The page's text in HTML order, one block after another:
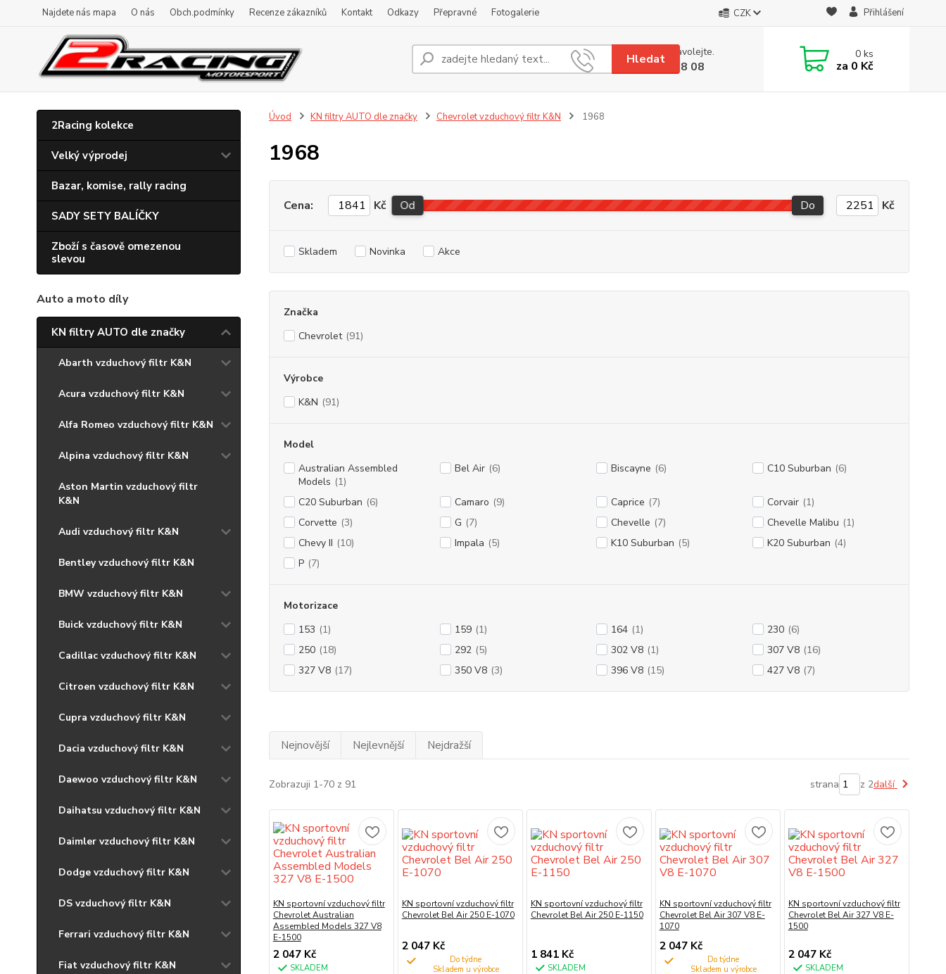
Najdete nás mapa O nás Obch.podmínky Recenze zákazníků Kontakt Odkazy Přepravné Fotogalerie CZK Přihlášení
Hledat
Nevíte si rady? Zavolejte.
+420 608 08 18 08
0ks
za 0 Kč
2Racing kolekce
Velký výprodej
Bazar, komise, rally racing
SADY SETY BALÍČKY
Zboží s časově omezenou
slevou
Auto a moto díly
KN filtry AUTO dle značky
Abarth vzduchový filtr K&N
Acura vzduchový filtr K&N
Alfa Romeo vzduchový filtr K&N
Alpina vzduchový filtr K&N
Aston Martin vzduchový filtr
K&N
Audi vzduchový filtr K&N
Bentley vzduchový filtr K&N
BMW vzduchový filtr K&N
Buick vzduchový filtr K&N
Cadillac vzduchový filtr K&N
Citroen vzduchový filtr K&N
Cupra vzduchový filtr K&N
Dacia vzduchový filtr K&N
Daewoo vzduchový filtr K&N
Daihatsu vzduchový filtr K&N
Daimler vzduchový filtr K&N
Dodge vzduchový filtr K&N
DS vzduchový filtr K&N
Ferrari vzduchový filtr K&N
Fiat vzduchový filtr K&N
Úvod KN filtry AUTO dle značky Chevrolet vzduchový filtr K&N 1968
1968
Cena: Kč Od Do Kč
Skladem Novinka Akce
Značka
Chevrolet (91)
Výrobce
K&N (91)
Model
Australian Assembled
Models (1)
Bel Air (6) Biscayne (6) C10 Suburban (6)
C20 Suburban (6) Camaro (9) Caprice (7) Corvair (1)
Corvette (3) G (7) Chevelle (7) Chevelle Malibu (1)
Chevy II (10) Impala (5) K10 Suburban (5) K20 Suburban (4)
P (7)
Motorizace
153 (1) 159 (1) 164 (1) 230 (6)
250 (18) 292 (5) 302 V8 (1) 307 V8 (16)
327 V8 (17) 350 V8 (3) 396 V8 (15) 427 V8 (7)
Nejnovější Nejlevnější Nejdražší
Zobrazuji 1-70 z 91 strana z 2další
KN sportovní vzduchový filtr
Chevrolet Australian
Assembled Models 327 V8
E-1500
2 047 Kč
SKLADEM
KN sportovní vzduchový filtr
Chevrolet Bel Air 250 E-1070
2 047 Kč
Do týdne
KN sportovní vzduchový filtr
Chevrolet Bel Air 250 E-1150
1 841 Kč
SKLADEM
KN sportovní vzduchový filtr
Chevrolet Bel Air 307 V8 E-
1070
2 047 Kč
Do týdne
KN sportovní vzduchový filtr
Chevrolet Bel Air 327 V8 E-
1500
2 047 Kč
SKLADEM